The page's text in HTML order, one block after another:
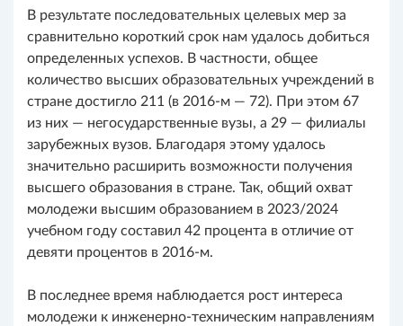
В результате последовательных целевых мер за
сравнительно короткий срок нам удалось добиться
определенных успехов. В частности, общее
количество высших образовательных учреждений в
стране достигло 211 (в 2016-м — 72). При этом 67
из них — негосударственные вузы, а 29 — филиалы
зарубежных вузов. Благодаря этому удалось
значительно расширить возможности получения
высшего образования в стране. Так, общий охват
молодежи высшим образованием в 2023/2024
учебном году составил 42 процента в отличие от
девяти процентов в 2016-м.
В последнее время наблюдается рост интереса
молодежи к инженерно-техническим направлениям